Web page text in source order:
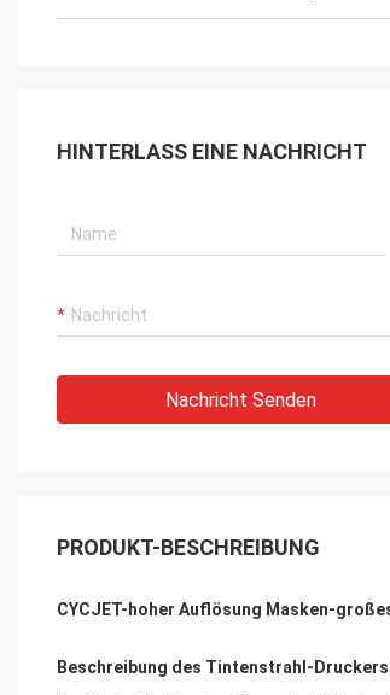
HINTERLASS EINE NACHRICHT
Nachricht Senden
PRODUKT-BESCHREIBUNG
CYCJET-hoher Auflösung Masken-
Beschreibung des Tintenstrahl-